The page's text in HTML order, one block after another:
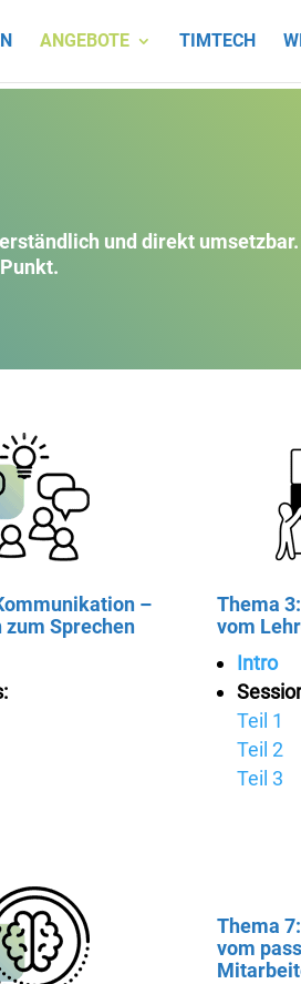
ANGEBOTE TIMTECH
und direkt umsetzbar.
–
zum Sprechen
Thema
vom
Intro
Teil 1
Teil 2
Teil 3
Thema
vom